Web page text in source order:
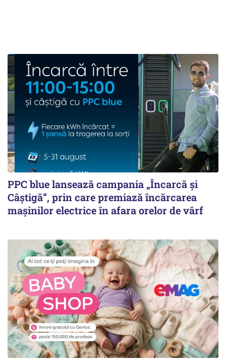
PPC blue lansează campania „Încarcă și
Câștigă”, prin care premiază încărcarea
mașinilor electrice în afara orelor de vârf